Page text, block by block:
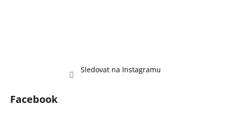
Sledovat na Instagramu
Facebook